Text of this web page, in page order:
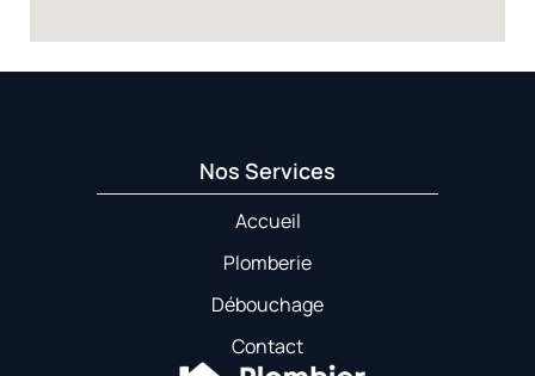
Nos Services
Accueil
Plomberie
Débouchage
Contact